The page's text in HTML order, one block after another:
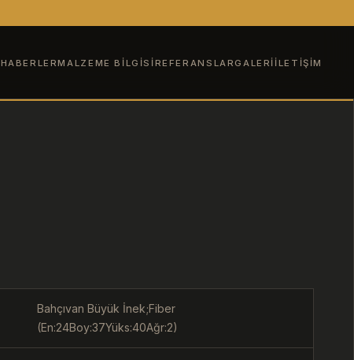
HABERLERMALZEME BILGISI REFERANSLAR GALERI İLETIŞIM
Bahçıvan Büyük İnek;Fiber
(En:24Boy:37Yüks:40Ağr:2)